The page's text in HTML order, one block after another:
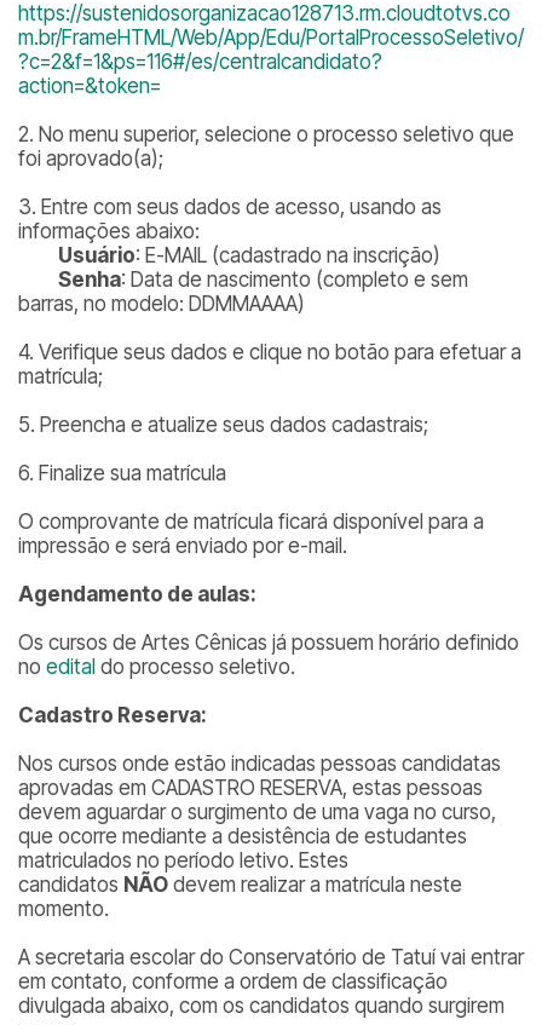
https://sustenidosorganizacao128713.rm.cloudtotvs.co
m.br/FrameHTML/Web/App/Edu/PortalProcessoSeletivo/
?c=2&f=1&ps=116#/es/centralcandidato?
action=&token=
2. No menu superior, selecione o processo seletivo que
foi aprovado(a);
3. Entre com seus dados de acesso, usando as
informações abaixo:
Usuário: E-MAIL (cadastrado na inscrição)
Senha: Data de nascimento (completo e sem
barras, no modelo: DDMMAAAA)
4. Verifique seus dados e clique no botão para efetuar a
matrícula;
5. Preencha e atualize seus dados cadastrais;
6. Finalize sua matrícula
O comprovante de matrícula ficará disponível para a
impressão e será enviado por e-mail.
Agendamento de aulas:
Os cursos de Artes Cênicas já possuem horário definido
no edital do processo seletivo.
Cadastro Reserva:
Nos cursos onde estão indicadas pessoas candidatas
aprovadas em CADASTRO RESERVA, estas pessoas
devem aguardar o surgimento de uma vaga no curso,
que ocorre mediante a desistência de estudantes
matriculados no período letivo. Estes
candidatos NÃO devem realizar a matrícula neste
momento.
A secretaria escolar do Conservatório de Tatuí vai entrar
em contato, conforme a ordem de classificação
divulgada abaixo, com os candidatos quando surgirem